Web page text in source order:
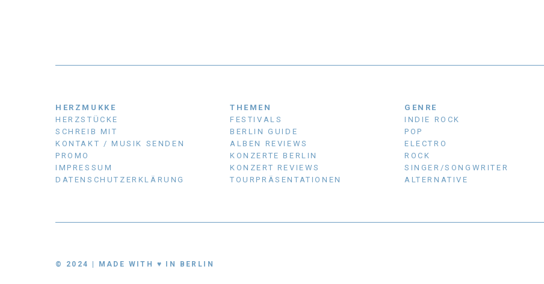
HERZMUKKE
HERZSTÜCKE
SCHREIB MIT
KONTAKT / MUSIK SENDEN
PROMO
IMPRESSUM
DATENSCHUTZERKLÄRUNG
THEMEN
FESTIVALS
BERLIN GUIDE
ALBEN REVIEWS
KONZERTE BERLIN
KONZERT REVIEWS
TOURPRÄSENTATIONEN
GENRE
INDIE ROCK
POP
ELECTRO
ROCK
SINGER/SONGWRITER
ALTERNATIVE
© 2024 | MADE WITH ♥ IN BERLIN